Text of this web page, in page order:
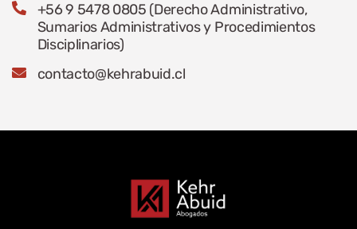
+56 9 5478 0805 (Derecho Administrativo,
Sumarios Administrativos y Procedimientos
Disciplinarios)
contacto@kehrabuid.cl